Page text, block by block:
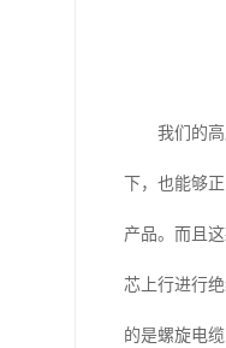
我们的
下，也能够
产品。而且
芯上行进行
的是螺旋电